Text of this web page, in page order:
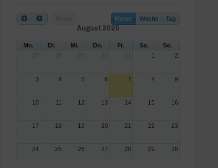
Monat Woche Tag
August 2026
Mo. Di. Mi. Do. Fr. Sa.
So.
1 2
3 4 5 6 7 8 9
10 11 12 13 14 15 16
17 18 19 20 21 22 23
24 25 26 27 28 29 30